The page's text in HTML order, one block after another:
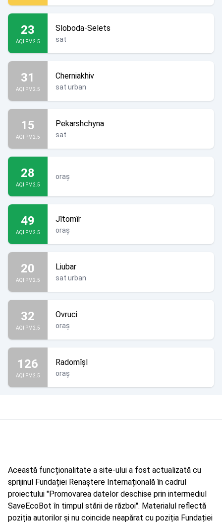
23
AQI PM2.5
Sloboda-Selets
sat
31
AQI PM2.5
Cherniakhiv
sat urban
15
AQI PM2.5
Pekarshchyna
sat
28
AQI PM2.5
oraș
49
AQI PM2.5
Jîtomîr
oraș
20
AQI PM2.5
Liubar
sat urban
32
AQI PM2.5
Ovruci
oraș
126
AQI PM2.5
Radomîșl
oraș
Această funcționalitate a site-ului a fost actualizată cu
sprijinul Fundației Renaștere Internațională în cadrul
proiectului "Promovarea datelor deschise prin intermediul
SaveEcoBot în timpul stării de război". Materialul reflectă
poziția autorilor și nu coincide neapărat cu poziția Fundației